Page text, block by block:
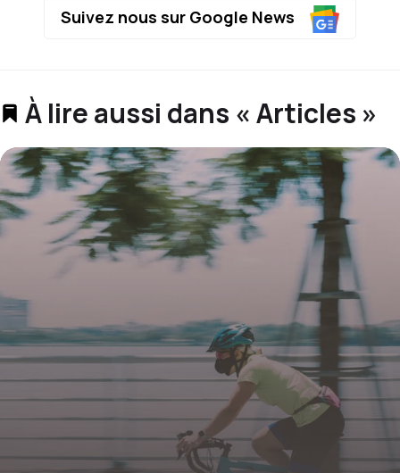
Suivez nous sur Google News
À lire aussi dans « Articles »